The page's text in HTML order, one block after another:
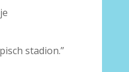
stadion.”